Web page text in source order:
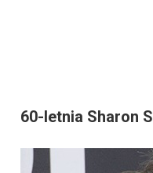
60-letnia Sharon